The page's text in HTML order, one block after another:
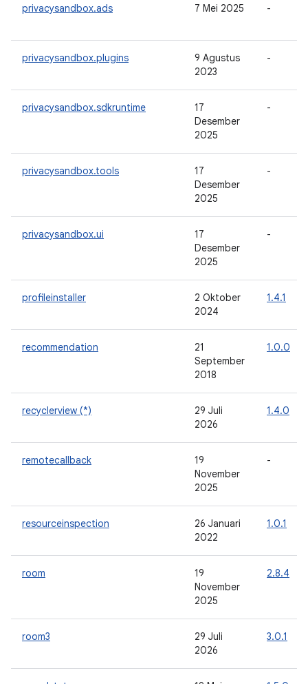
privacysandbox.ads 7 Mei 2025 -
privacysandbox.plugins
9 Agustus
2023
-
privacysandbox.sdkruntime
17
Desember
2025
-
privacysandbox.tools
17
Desember
2025
-
privacysandbox.ui
17
Desember
2025
-
profileinstaller
2 Oktober
2024
1.4.1
recommendation
21
September
2018
1.0.0
recyclerview (*)
29 Juli
2026
1.4.0
remotecallback
19
November
2025
-
resourceinspection
26 Januari
2022
1.0.1
room
19
November
2025
2.8.4
room3
29 Juli
2026
3.0.1